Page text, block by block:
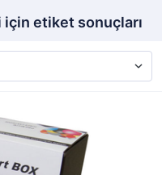
etiket sonuçları